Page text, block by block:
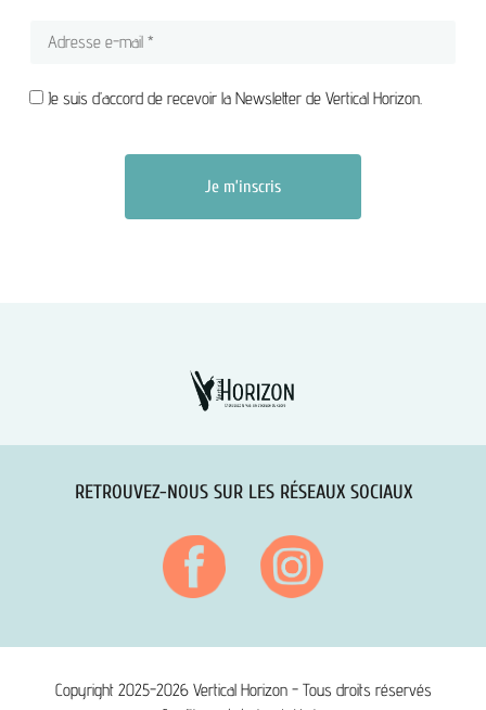
Je suis d’accord de recevoir la Newsletter de Vertical Horizon.
RETROUVEZ-NOUS SUR LES RÉSEAUX SOCIAUX
Copyright 2025-2026 Vertical Horizon - Tous droits réservés